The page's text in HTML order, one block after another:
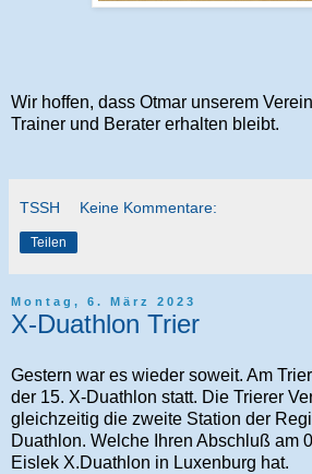
Wir hoffen, dass Otmar unserem
Trainer und Berater erhalten bleibt.
TSSH Keine Kommentare:
Teilen
Montag, 6. März 2023
X-Duathlon Trier
Gestern war es wieder soweit. Am
der 15. X-Duathlon statt. Die Trierer
gleichzeitig die zweite Station der
Duathlon. Welche Ihren Abschluß am
Eislek X.Duathlon in Luxenburg hat.